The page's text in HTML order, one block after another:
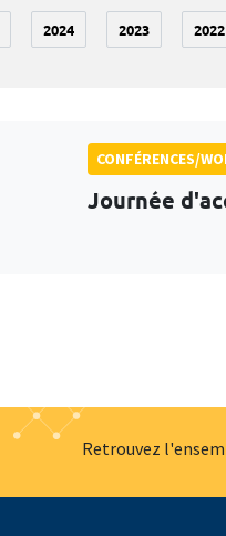
2024 2023 2022
CONFÉRENCES/
Journée
Retrouvez